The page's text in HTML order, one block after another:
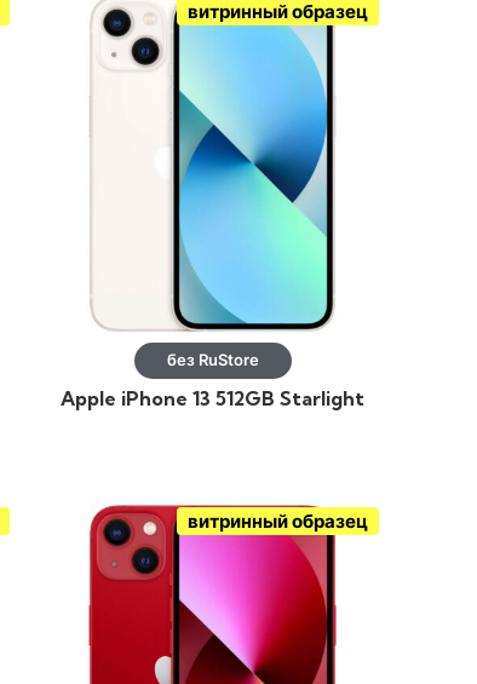
витринный образец
без RuStore
Apple iPhone 13 512GB Starlight
витринный образец